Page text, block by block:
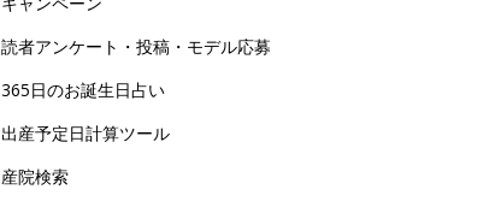
読者アンケート・投稿・モデル応募
365日のお誕生日占い
出産予定日計算ツール
産院検索